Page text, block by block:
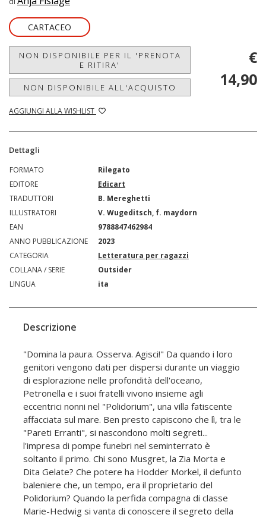
CARTACEO
NON DISPONIBILE PER IL 'PRENOTA
E RITIRA'
NON DISPONIBILE ALL'ACQUISTO
AGGIUNGI ALLA WISHLIST
€
14,90
Dettagli
FORMATO
Rilegato
EDITORE
Edicart
TRADUTTORI
B. Mereghetti
ILLUSTRATORI
V. Wugeditsch, f. maydorn
EAN
9788847462984
ANNO PUBBLICAZIONE
2023
CATEGORIA
Letteratura per ragazzi
COLLANA / SERIE
Outsider
LINGUA
ita
Descrizione
"Domina la paura. Osserva. Agisci!" Da quando i loro
genitori vengono dati per dispersi durante un viaggio
di esplorazione nelle profondità dell'oceano,
Petronella e i suoi fratelli vivono insieme agli
eccentrici nonni nel "Polidorium", una villa fatiscente
affacciata sul mare. Ben presto capiscono che lì, tra le
"Pareti Erranti", si nascondono molti segreti...
l'impresa di pompe funebri nel seminterrato è
soltanto il primo. Chi sono Musgret, la Zia Morta e
Dita Gelate? Che potere ha Hodder Morkel, il defunto
baleniere che, un tempo, era il proprietario del
Polidorium? Quando la perfida compagna di classe
Marie-Hedwig si vanta di conoscere il segreto della